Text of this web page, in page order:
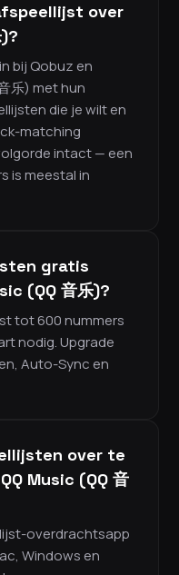
over
bij Qobuz en
乐) met hun
die je wilt en
matching
intact — een
is meestal in
gratis
(QQ 音乐)?
tot 600 nummers
nodig. Upgrade
Auto-Sync en
over te
Music (QQ 音
overdrachtsapp
Windows en